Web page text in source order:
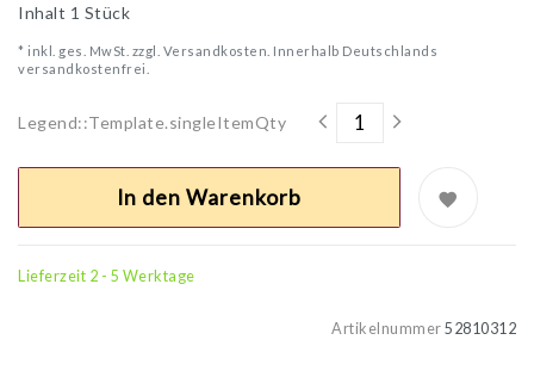
Inhalt 1 Stück
* inkl. ges. MwSt. zzgl. Versandkosten. Innerhalb Deutschlands
versandkostenfrei.
Legend::Template.singleItemQty
In den Warenkorb
Lieferzeit 2 - 5 Werktage
Artikelnummer 52810312